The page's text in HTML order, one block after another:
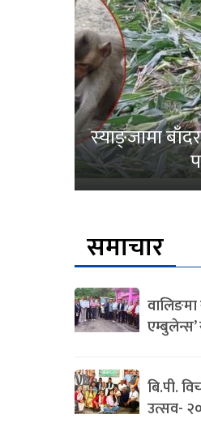
स्याङ्जामा
समाचार
बि.पी.
उत्सव-